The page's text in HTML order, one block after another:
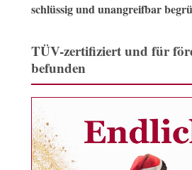
schlüssig und unangreifbar
TÜV-zertifiziert und für
befunden